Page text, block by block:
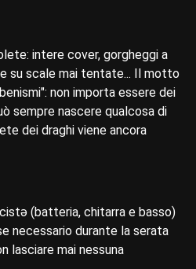
intere cover, gorgheggi a
su scale mai tentate... Il motto
non importa essere dei
sempre nascere qualcosa di
dei draghi viene ancora
(batteria, chitarra e basso)
necessario durante la serata
lasciare mai nessuna